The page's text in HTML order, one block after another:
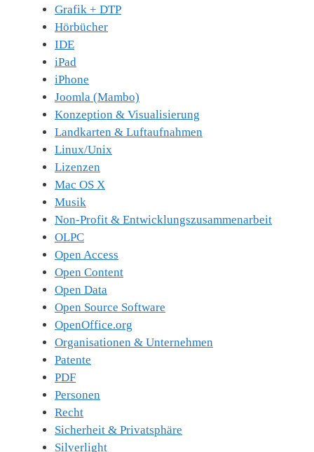
Grafik + DTP
Hörbücher
IDE
iPad
iPhone
Joomla (Mambo)
Konzeption & Visualisierung
Landkarten & Luftaufnahmen
Linux/Unix
Lizenzen
Mac OS X
Musik
Non-Profit & Entwicklungszusammenarbeit
OLPC
Open Access
Open Content
Open Data
Open Source Software
OpenOffice.org
Organisationen & Unternehmen
Patente
PDF
Personen
Recht
Sicherheit & Privatsphäre
Silverlight